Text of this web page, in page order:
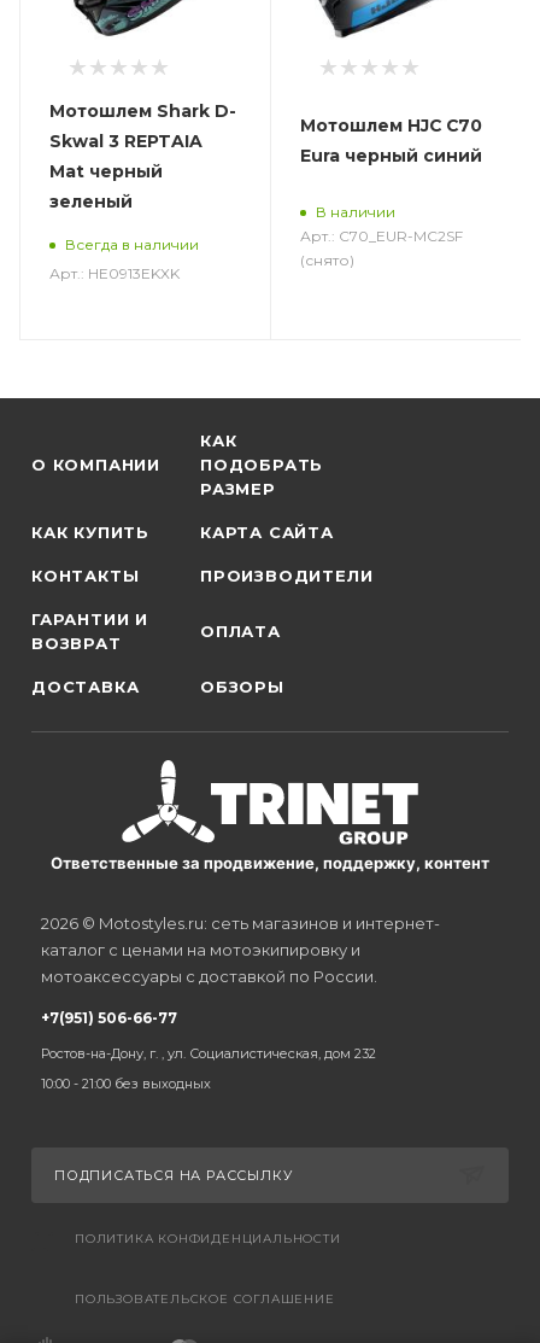
Мотошлем Shark D-
Skwal 3 REPTAIA
Mat черный
зеленый
Всегда в наличии
Арт.: HE0913EKXK
Мотошлем HJC C70
Eura черный синий
В наличии
Арт.: C70_EUR-MC2SF
(снято)
О КОМПАНИИ
КАК
ПОДОБРАТЬ
РАЗМЕР
КАК КУПИТЬ КАРТА САЙТА
КОНТАКТЫ ПРОИЗВОДИТЕЛИ
ГАРАНТИИ И
ВОЗВРАТ
ОПЛАТА
ДОСТАВКА ОБЗОРЫ
Ответственные за продвижение, поддержку, контент
2026 © Motostyles.ru: сеть магазинов и интернет-
каталог с ценами на мотоэкипировку и
мотоаксессуары с доставкой по России.
+7(951) 506-66-77
Ростов-на-Дону, г. , ул. Социалистическая, дом 232
10:00 - 21:00 без выходных
ПОДПИСАТЬСЯ НА РАССЫЛКУ
ПОЛИТИКА КОНФИДЕНЦИАЛЬНОСТИ
ПОЛЬЗОВАТЕЛЬСКОЕ СОГЛАШЕНИЕ